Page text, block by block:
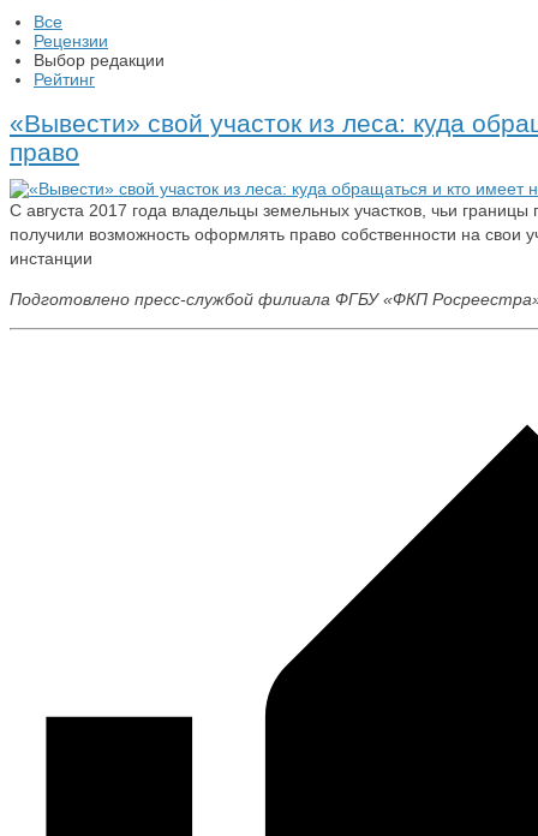
Все
Рецензии
Выбор редакции
Рейтинг
«Вывести» свой участок из леса: куда
право
С августа 2017 года владельцы земельных участков, чьи
получили возможность оформлять право собственности на свои
инстанции
Подготовлено пресс-службой филиала ФГБУ «ФКП